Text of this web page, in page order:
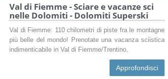
Val di Fiemme - Sciare e vacanze sci
nelle Dolomiti - Dolomiti Superski
Val di Fiemme: 110 chilometri di piste fra le montagne
più belle del mondo! Prenotate una vacanza sciistica
indimenticabile in Val di Fiemme/Trentino.
Approfondisci